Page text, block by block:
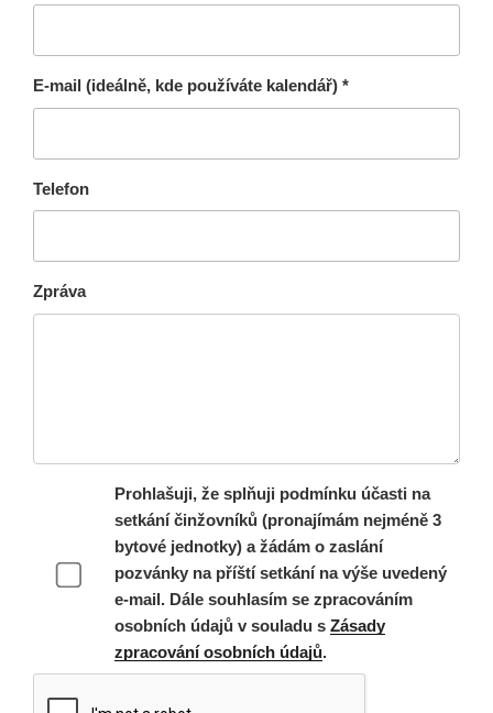
E-mail (ideálně, kde používáte kalendář) *
Telefon
Zpráva
Prohlašuji, že splňuji podmínku účasti na
setkání činžovníků (pronajímám nejméně 3
bytové jednotky) a žádám o zaslání
pozvánky na příští setkání na výše uvedený
e-mail. Dále souhlasím se zpracováním
osobních údajů v souladu sZásady
zpracování osobních údajů.